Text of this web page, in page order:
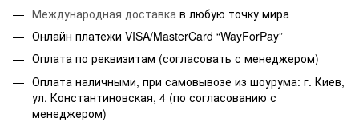
Международная доставка в любую точку мира
Онлайн платежи VISA/MasterCard “WayForPay”
Оплата по реквизитам (согласовать с менеджером)
Оплата наличными, при самовывозе из шоурума: г. Киев,
ул. Константиновская, 4 (по согласованию с
менеджером)